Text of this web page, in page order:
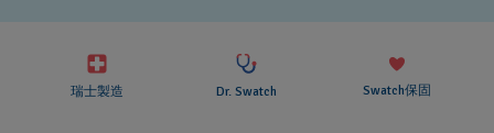
瑞士製造 Dr. Swatch Swatch保固